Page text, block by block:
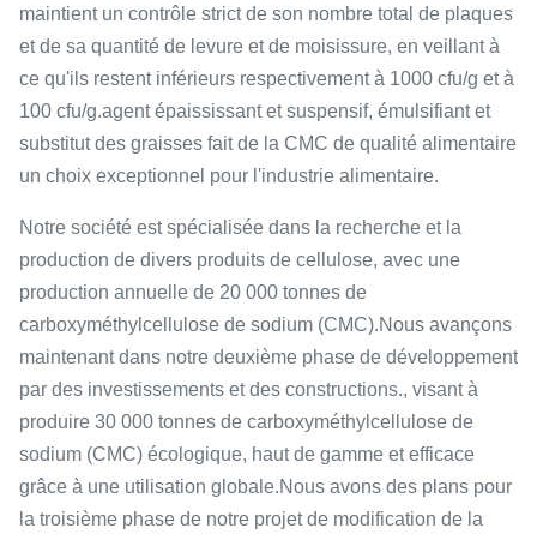
maintient un contrôle strict de son nombre total de plaques
et de sa quantité de levure et de moisissure, en veillant à
ce qu'ils restent inférieurs respectivement à 1000 cfu/g et à
100 cfu/g.agent épaississant et suspensif, émulsifiant et
substitut des graisses fait de la CMC de qualité alimentaire
un choix exceptionnel pour l'industrie alimentaire.
Notre société est spécialisée dans la recherche et la
production de divers produits de cellulose, avec une
production annuelle de 20 000 tonnes de
carboxyméthylcellulose de sodium (CMC).Nous avançons
maintenant dans notre deuxième phase de développement
par des investissements et des constructions., visant à
produire 30 000 tonnes de carboxyméthylcellulose de
sodium (CMC) écologique, haut de gamme et efficace
grâce à une utilisation globale.Nous avons des plans pour
la troisième phase de notre projet de modification de la